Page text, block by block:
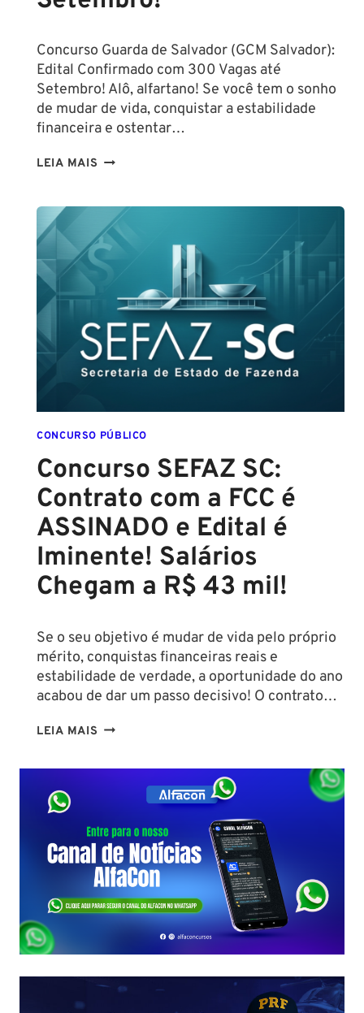
Concurso Guarda de Salvador (GCM Salvador):
Edital Confirmado com 300 Vagas até
Setembro! Alô, alfartano! Se você tem o sonho
de mudar de vida, conquistar a estabilidade
financeira e ostentar…
LEIA MAIS CONCURSO
SALVADOR
(GCM
SALVADOR):
CONFIRMADO
SETEMBRO!
CONCURSO PÚBLICO
Concurso SEFAZ SC:
Contrato com a FCC é
ASSINADO e Edital é
Iminente! Salários
Chegam a R$ 43 mil!
Se o seu objetivo é mudar de vida pelo próprio
mérito, conquistas financeiras reais e
estabilidade de verdade, a oportunidade do ano
acabou de dar um passo decisivo! O contrato…
LEIA MAIS CONCURSO
SC:
CONTRATO
A
FCC
É
ASSINADO
E
EDITAL
SALÁRIOS